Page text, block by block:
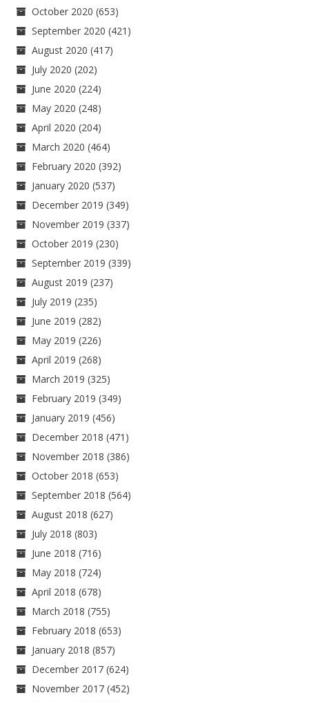
October 2020 (653)
September 2020 (421)
August 2020 (417)
July 2020 (202)
June 2020 (224)
May 2020 (248)
April 2020 (204)
March 2020 (464)
February 2020 (392)
January 2020 (537)
December 2019 (349)
November 2019 (337)
October 2019 (230)
September 2019 (339)
August 2019 (237)
July 2019 (235)
June 2019 (282)
May 2019 (226)
April 2019 (268)
March 2019 (325)
February 2019 (349)
January 2019 (456)
December 2018 (471)
November 2018 (386)
October 2018 (653)
September 2018 (564)
August 2018 (627)
July 2018 (803)
June 2018 (716)
May 2018 (724)
April 2018 (678)
March 2018 (755)
February 2018 (653)
January 2018 (857)
December 2017 (624)
November 2017 (452)